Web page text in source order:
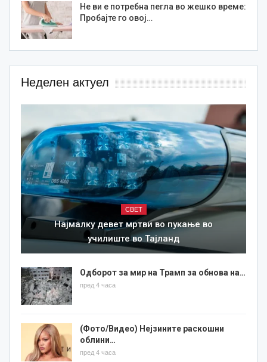
Не ви е потребна пегла во жешко време:
Пробајте го овој…
Неделен актуел
СВЕТ
Најмалку девет мртви во пукање во
училиште во Тајланд
Одборот за мир на Трамп за обнова на…
пред 4 часа
(Фото/Видео) Нејзините раскошни
облини…
пред 4 часа